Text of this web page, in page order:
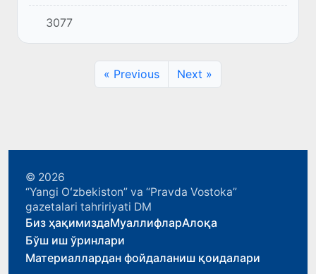
Ражаб Таййиб Эрдоған билан ҳам учрашув
ўтказди.
3077
« Previous Next »
© 2026
“Yangi Oʻzbekiston” va “Pravda Vostoka”
gazetalari tahririyati DM
Биз ҳақимиздаМуаллифларАлоқа
Бўш иш ўринлари
Материаллардан фойдаланиш қоидалари